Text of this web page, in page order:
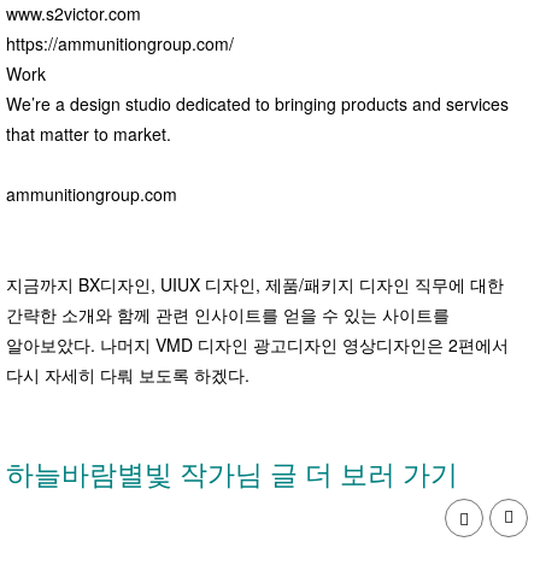
www.s2victor.com
https://ammunitiongroup.com/
Work
We’re a design studio dedicated to bringing products and services
that matter to market.
ammunitiongroup.com
지금까지 BX디자인, UIUX 디자인, 제품/패키지 디자인 직무에 대한
간략한 소개와 함께 관련 인사이트를 얻을 수 있는 사이트를
알아보았다. 나머지 VMD 디자인 광고디자인 영상디자인은 2편에서
다시 자세히 다뤄 보도록 하겠다.
하늘바람별빛 작가님 글 더 보러 가기